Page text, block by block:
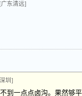
[广东清远]
圳]
到一点点卤沟。果然够平